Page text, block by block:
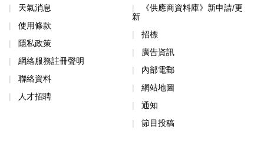
天氣消息
使用條款
隱私政策
網絡服務註冊聲明
聯絡資料
人才招聘
《供應商資料庫》新申請/更
新
招標
廣告資訊
內部電郵
網站地圖
通知
節目投稿